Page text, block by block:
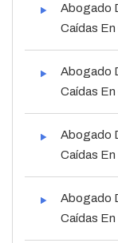
Abogado
Caídas En
Abogado
Caídas
Abogado
Caídas En
Abogado
Caídas